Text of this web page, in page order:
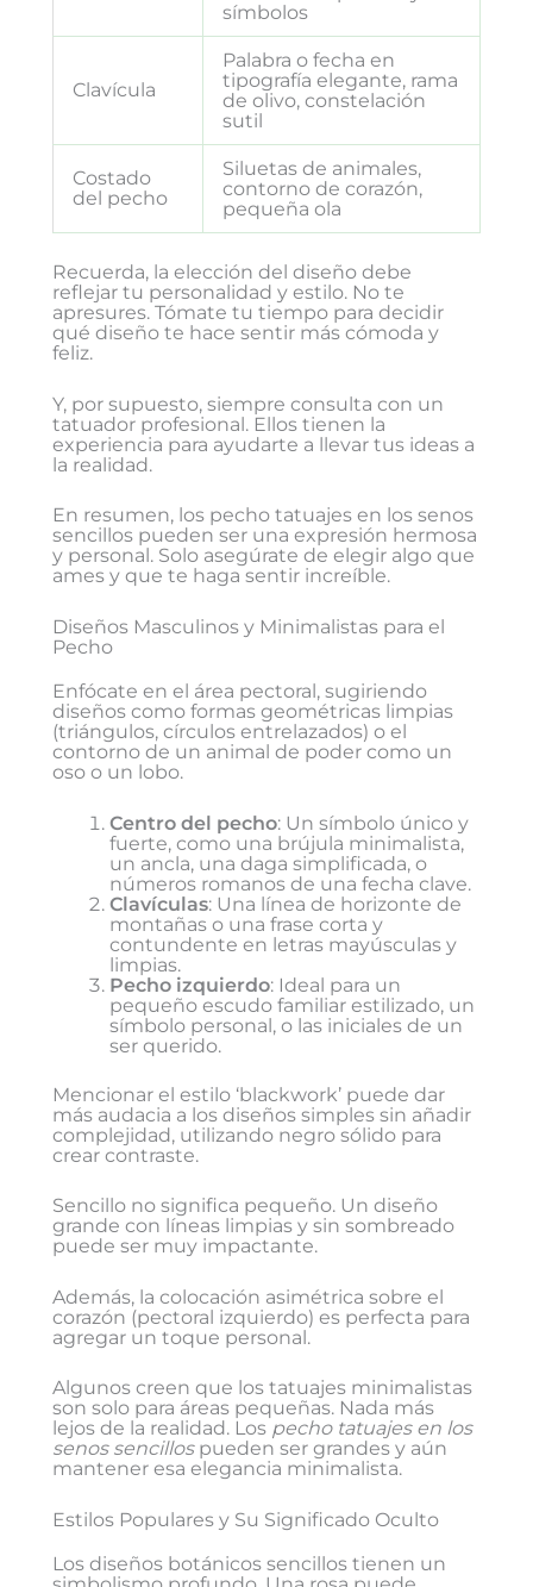
símbolos
Clavícula
Palabra o fecha en
tipografía elegante, rama
de olivo, constelación
sutil
Costado
del pecho
Siluetas de animales,
contorno de corazón,
pequeña ola
Recuerda, la elección del diseño debe
reflejar tu personalidad y estilo. No te
apresures. Tómate tu tiempo para decidir
qué diseño te hace sentir más cómoda y
feliz.
Y, por supuesto, siempre consulta con un
tatuador profesional. Ellos tienen la
experiencia para ayudarte a llevar tus ideas a
la realidad.
En resumen, los pecho tatuajes en los senos
sencillos pueden ser una expresión hermosa
y personal. Solo asegúrate de elegir algo que
ames y que te haga sentir increíble.
Diseños Masculinos y Minimalistas para el
Pecho
Enfócate en el área pectoral, sugiriendo
diseños como formas geométricas limpias
(triángulos, círculos entrelazados) o el
contorno de un animal de poder como un
oso o un lobo.
Centro del pecho: Un símbolo único y
fuerte, como una brújula minimalista,
un ancla, una daga simplificada, o
números romanos de una fecha clave.
Clavículas: Una línea de horizonte de
montañas o una frase corta y
contundente en letras mayúsculas y
limpias.
Pecho izquierdo: Ideal para un
pequeño escudo familiar estilizado, un
símbolo personal, o las iniciales de un
ser querido.
Mencionar el estilo ‘blackwork’ puede dar
más audacia a los diseños simples sin añadir
complejidad, utilizando negro sólido para
crear contraste.
Sencillo no significa pequeño. Un diseño
grande con líneas limpias y sin sombreado
puede ser muy impactante.
Además, la colocación asimétrica sobre el
corazón (pectoral izquierdo) es perfecta para
agregar un toque personal.
Algunos creen que los tatuajes minimalistas
son solo para áreas pequeñas. Nada más
lejos de la realidad. Los pecho tatuajes en los
senos sencillospueden ser grandes y aún
mantener esa elegancia minimalista.
Estilos Populares y Su Significado Oculto
Los diseños botánicos sencillos tienen un